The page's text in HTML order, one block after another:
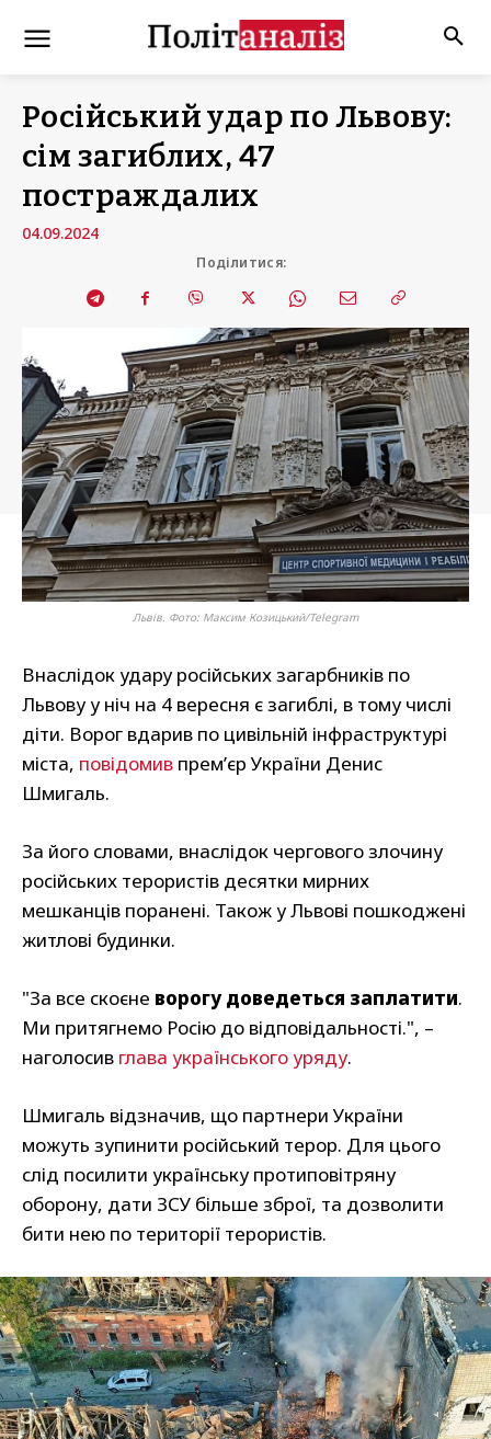
Російський удар по Львову:
сім загиблих, 47
постраждалих
04.09.2024
Поділитися:
Львів. Фото: Максим Козицький/Telegram
Внаслідок удару російських загарбників по
Львову у ніч на 4 вересня є загиблі, в тому числі
діти. Ворог вдарив по цивільній інфраструктурі
міста, повідомив прем’єр України Денис
Шмигаль.
За його словами, внаслідок чергового злочину
російських терористів десятки мирних
мешканців поранені. Також у Львові пошкоджені
житлові будинки.
"За все скоєне ворогу доведеться заплатити.
Ми притягнемо Росію до відповідальності.", –
наголосив глава українського уряду.
Шмигаль відзначив, що партнери України
можуть зупинити російський терор. Для цього
слід посилити українську протиповітряну
оборону, дати ЗСУ більше зброї, та дозволити
бити нею по території терористів.